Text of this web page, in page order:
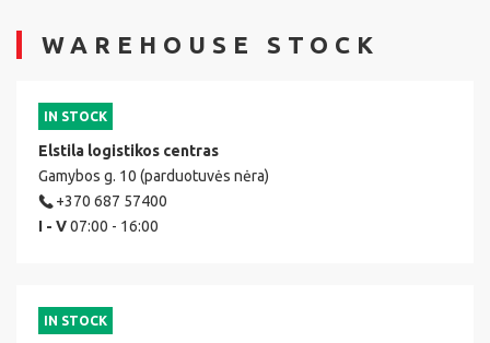
WAREHOUSE STOCK
IN STOCK
Elstila logistikos centras
Gamybos g. 10 (parduotuvės nėra)
+370 687 57400
I - V07:00 - 16:00
IN STOCK